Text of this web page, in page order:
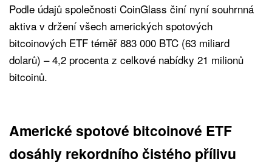
Podle údajů společnosti CoinGlass činí nyní souhrnná
aktiva v držení všech amerických spotových
bitcoinových ETF téměř 883 000 BTC (63 miliard
dolarů) – 4,2 procenta z celkové nabídky 21 milionů
bitcoinů.
Americké spotové bitcoinové ETF
dosáhly rekordního čistého přílivu